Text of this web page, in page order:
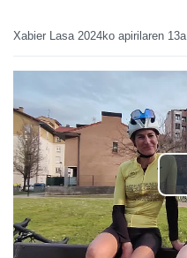
Xabier Lasa 2024ko apirilaren 13a